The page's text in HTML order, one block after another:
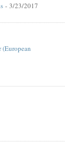
- 3/23/2017